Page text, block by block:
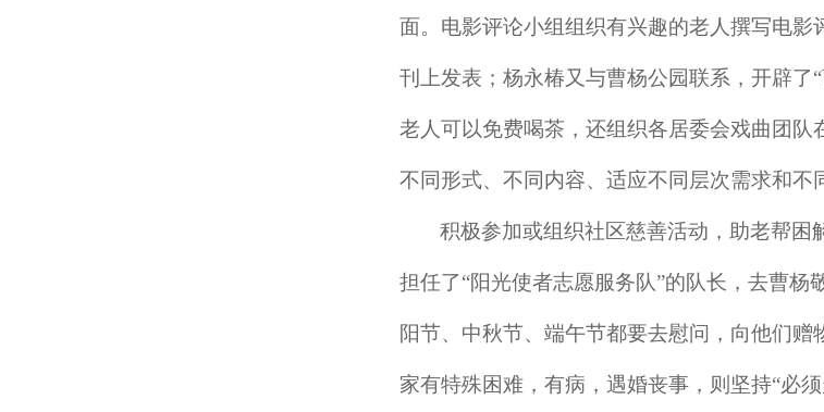
面。电影评论小组组织有兴趣的老人撰写电
刊上发表；杨永椿又与曹杨公园联系，开辟了
老人可以免费喝茶，还组织各居委会戏曲团
不同形式、不同内容、适应不同层次需求和不
积极参加或组织社区慈善活动，助老帮
担任了“阳光使者志愿服务队”的队长，去曹
阳节、中秋节、端午节都要去慰问，向他们
家有特殊困难，有病，遇婚丧事，则坚持“必